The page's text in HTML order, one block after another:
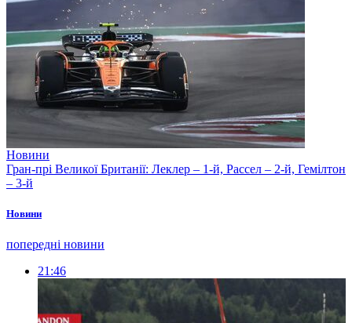
Новини
Гран-прі Великої Британії: Леклер – 1-й, Рассел – 2-й, Гемілтон
– 3-й
Новини
попередні новини
21:46